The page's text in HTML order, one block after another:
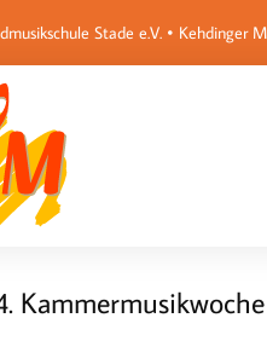
Stade e.V. • Kehdinger